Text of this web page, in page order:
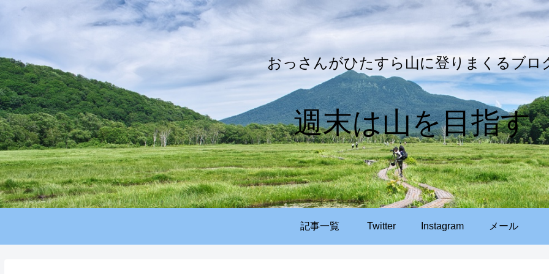
おっさんがひたすら山に登りまくるブロ
週末は山を目指す
記事一覧 Twitter Instagram メール